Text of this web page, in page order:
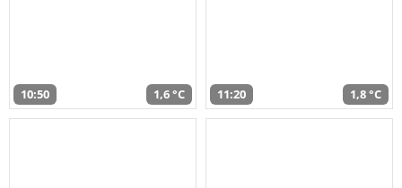
10:50 1,6 °C 11:20 1,8 °C